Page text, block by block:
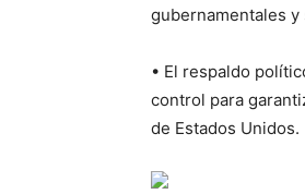
gubernamentales
• El respaldo
control para
de Estados Unidos.